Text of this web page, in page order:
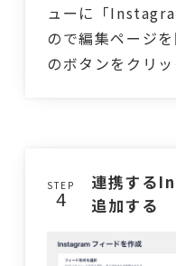
ューに「
ので編集ページを
のボタンをクリッ
STEP
連携する
追加する